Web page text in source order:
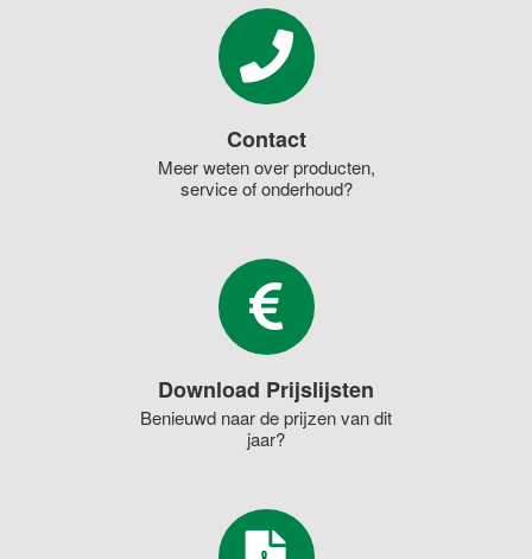
Contact
Meer weten over producten,
service of onderhoud?
Download Prijslijsten
Benieuwd naar de prijzen van dit
jaar?